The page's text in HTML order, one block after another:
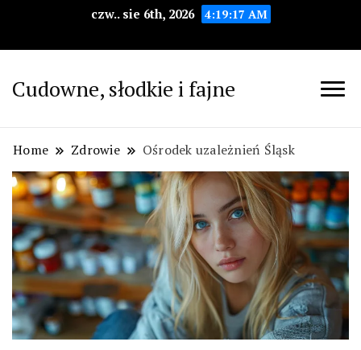
czw.. sie 6th, 2026 4:19:18 AM
Cudowne, słodkie i fajne
Home Zdrowie Ośrodek uzależnień Śląsk